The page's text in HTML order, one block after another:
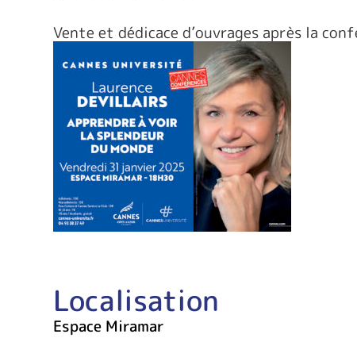
Vente et dédicace d’ouvrages après la
Localisation
Espace Miramar